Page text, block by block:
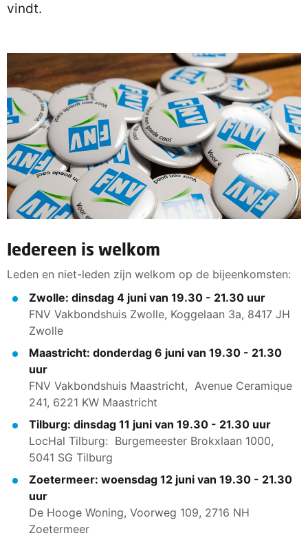
vindt.
Iedereen is welkom
Leden en niet-leden zijn welkom op de bijeenkomsten:
Zwolle: dinsdag 4 juni van 19.30 - 21.30 uur
FNV Vakbondshuis Zwolle, Koggelaan 3a, 8417 JH
Zwolle
Maastricht: donderdag 6 juni van 19.30 - 21.30
uur
FNV Vakbondshuis Maastricht, Avenue Ceramique
241, 6221 KW Maastricht
Tilburg: dinsdag 11 juni van 19.30 - 21.30 uur
LocHal Tilburg: Burgemeester Brokxlaan 1000,
5041 SG Tilburg
Zoetermeer: woensdag 12 juni van 19.30 - 21.30
uur
De Hooge Woning, Voorweg 109, 2716 NH
Zoetermeer